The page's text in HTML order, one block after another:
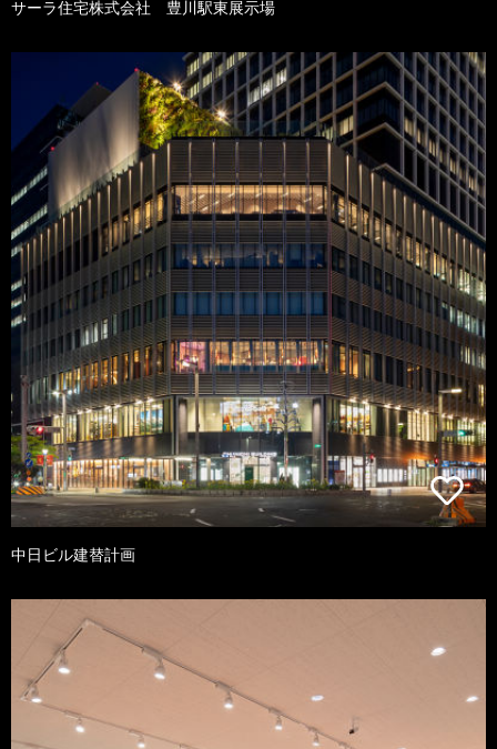
サーラ住宅株式会社 豊川駅東展示場
中日ビル建替計画